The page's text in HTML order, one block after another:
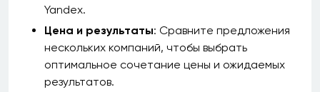
Yandex.
Цена и результаты: Сравните предложения
нескольких компаний, чтобы выбрать
оптимальное сочетание цены и ожидаемых
результатов.